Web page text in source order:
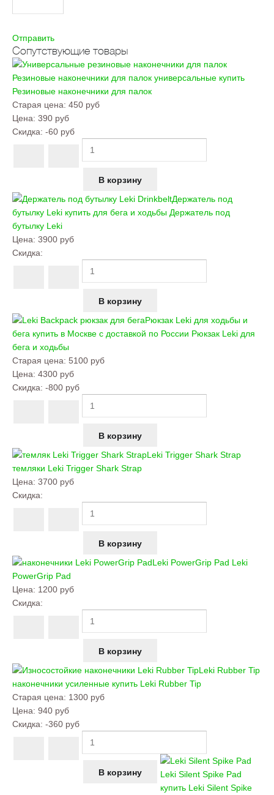
Отправить
Сопутствующие товары
Резиновые наконечники для палок универсальные купить
Резиновые наконечники для палок
Старая цена: 450 руб
Цена: 390 руб
Скидка: -60 руб
Держатель под
бутылку Leki купить для бега и ходьбы Держатель под
бутылку Leki
Цена: 3900 руб
Скидка:
Рюкзак Leki для ходьбы и
бега купить в Москве с доставкой по России Рюкзак Leki для
бега и ходьбы
Старая цена: 5100 руб
Цена: 4300 руб
Скидка: -800 руб
Leki Trigger Shark Strap
темляки Leki Trigger Shark Strap
Цена: 3700 руб
Скидка:
Leki PowerGrip Pad Leki
PowerGrip Pad
Цена: 1200 руб
Скидка:
Leki Rubber Tip
наконечники усиленные купить Leki Rubber Tip
Старая цена: 1300 руб
Цена: 940 руб
Скидка: -360 руб
Leki Silent Spike Pad
купить Leki Silent Spike